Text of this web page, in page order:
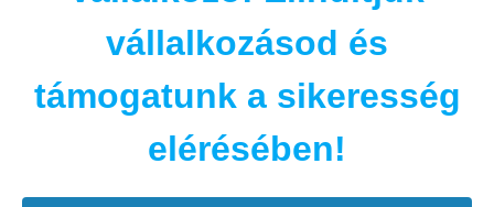
vállalkozásod és
támogatunk a sikeresség
elérésében!